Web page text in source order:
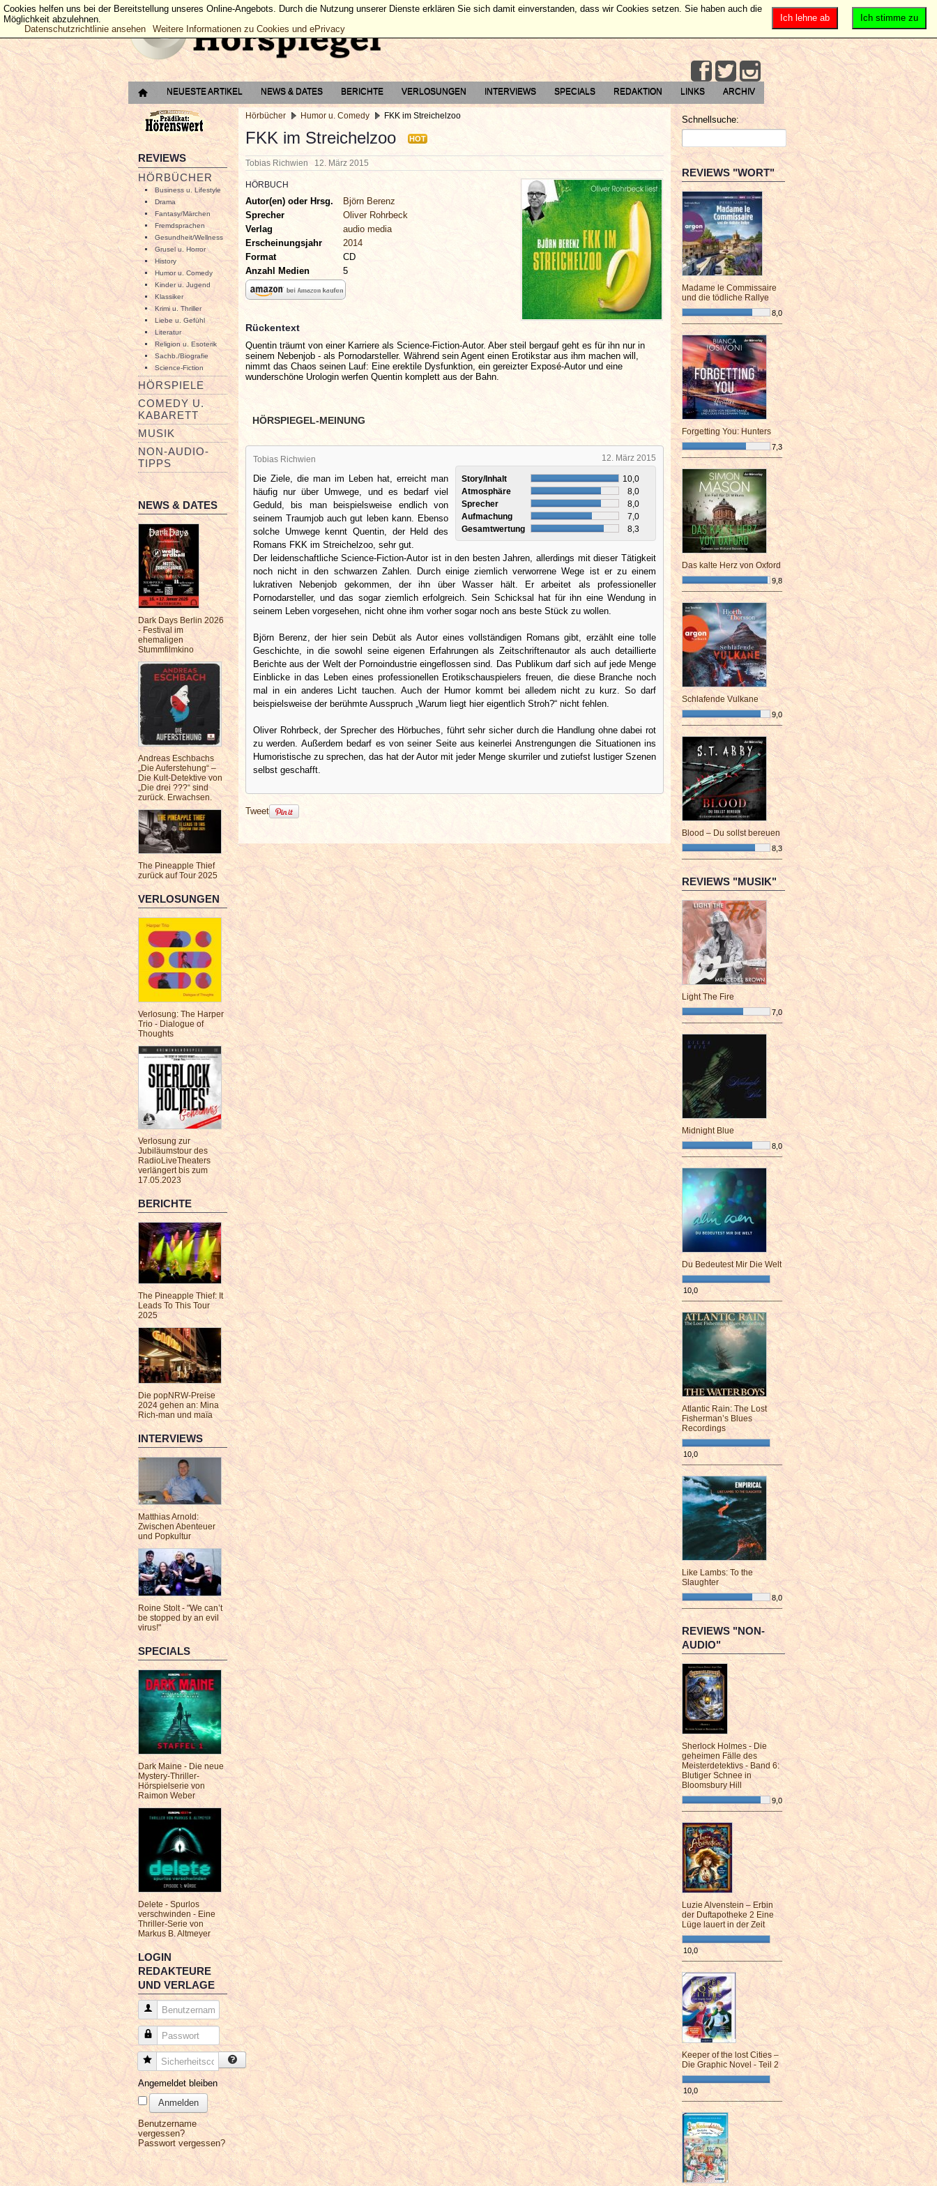
NEUESTE ARTIKEL NEWS & DATES BERICHTE VERLOSUNGEN INTERVIEWS SPECIALS REDAKTION LINKS ARCHIV
REVIEWS
HÖRBÜCHER
Business u. Lifestyle
Drama
Fantasy/Märchen
Fremdsprachen
Gesundheit/Wellness
Grusel u. Horror
History
Humor u. Comedy
Kinder u. Jugend
Klassiker
Krimi u. Thriller
Liebe u. Gefühl
Literatur
Religion u. Esoterik
Sachb./Biografie
Science-Fiction
HÖRSPIELE
COMEDY U.
KABARETT
MUSIK
NON-AUDIO-
TIPPS
NEWS & DATES
Dark Days Berlin 2026
- Festival im
ehemaligen
Stummfilmkino
Andreas Eschbachs
„Die Auferstehung“ –
Die Kult-Detektive von
„Die drei ???“ sind
zurück. Erwachsen.
The Pineapple Thief
zurück auf Tour 2025
VERLOSUNGEN
Verlosung: The Harper
Trio - Dialogue of
Thoughts
Verlosung zur
Jubiläumstour des
RadioLiveTheaters
verlängert bis zum
17.05.2023
BERICHTE
The Pineapple Thief: It
Leads To This Tour
2025
Die popNRW-Preise
2024 gehen an: Mina
Rich-man und maïa
INTERVIEWS
Matthias Arnold:
Zwischen Abenteuer
und Popkultur
Roine Stolt - "We can’t
be stopped by an evil
virus!"
SPECIALS
Dark Maine - Die neue
Mystery-Thriller-
Hörspielserie von
Raimon Weber
Delete - Spurlos
verschwinden - Eine
Thriller-Serie von
Markus B. Altmeyer
LOGIN
REDAKTEURE
UND VERLAGE
Benutzername
Passwort
Sicherheitscode
Angemeldet bleiben
Anmelden
Benutzername
vergessen?
Passwort vergessen?
Hörbücher Humor u. Comedy FKK im Streichelzoo
FKK im Streichelzoo HOT
Tobias Richwien 12. März 2015
HÖRBUCH
Autor(en) oder Hrsg.
Björn Berenz
Sprecher
Oliver Rohrbeck
Verlag
audio media
Erscheinungsjahr
2014
Format
CD
Anzahl Medien
5
Rückentext
Quentin träumt von einer Karriere als Science-Fiction-Autor. Aber steil bergauf geht es für ihn nur in
seinem Nebenjob - als Pornodarsteller. Während sein Agent einen Erotikstar aus ihm machen will,
nimmt das Chaos seinen Lauf: Eine erektile Dysfunktion, ein gereizter Exposé-Autor und eine
wunderschöne Urologin werfen Quentin komplett aus der Bahn.
HÖRSPIEGEL-MEINUNG
12. März 2015
Tobias Richwien
Story/Inhalt
10,0
Atmosphäre
8,0
Sprecher
8,0
Aufmachung
7,0
Gesamtwertung
8,3
Die Ziele, die man im Leben hat, erreicht man
häufig nur über Umwege, und es bedarf viel
Geduld, bis man beispielsweise endlich von
seinem Traumjob auch gut leben kann. Ebenso
solche Umwege kennt Quentin, der Held des
Romans FKK im Streichelzoo, sehr gut.
Der leidenschaftliche Science-Fiction-Autor ist in den besten Jahren, allerdings mit dieser Tätigkeit
noch nicht in den schwarzen Zahlen. Durch einige ziemlich verworrene Wege ist er zu einem
lukrativen Nebenjob gekommen, der ihn über Wasser hält. Er arbeitet als professioneller
Pornodarsteller, und das sogar ziemlich erfolgreich. Sein Schicksal hat für ihn eine Wendung in
seinem Leben vorgesehen, nicht ohne ihm vorher sogar noch ans beste Stück zu wollen.
Björn Berenz, der hier sein Debüt als Autor eines vollständigen Romans gibt, erzählt eine tolle
Geschichte, in die sowohl seine eigenen Erfahrungen als Zeitschriftenautor als auch detaillierte
Berichte aus der Welt der Pornoindustrie eingeflossen sind. Das Publikum darf sich auf jede Menge
Einblicke in das Leben eines professionellen Erotikschauspielers freuen, die diese Branche noch
mal in ein anderes Licht tauchen. Auch der Humor kommt bei alledem nicht zu kurz. So darf
beispielsweise der berühmte Ausspruch „Warum liegt hier eigentlich Stroh?“ nicht fehlen.
Oliver Rohrbeck, der Sprecher des Hörbuches, führt sehr sicher durch die Handlung ohne dabei rot
zu werden. Außerdem bedarf es von seiner Seite aus keinerlei Anstrengungen die Situationen ins
Humoristische zu sprechen, das hat der Autor mit jeder Menge skurriler und zutiefst lustiger Szenen
selbst geschafft.
Tweet
Schnellsuche:
REVIEWS "WORT"
Madame le Commissaire
und die tödliche Rallye
8,0
¯¯¯¯¯¯¯¯¯¯¯¯¯¯¯¯¯¯¯¯¯¯¯¯
Forgetting You: Hunters
7,3
¯¯¯¯¯¯¯¯¯¯¯¯¯¯¯¯¯¯¯¯¯¯¯¯
Das kalte Herz von Oxford
9,8
¯¯¯¯¯¯¯¯¯¯¯¯¯¯¯¯¯¯¯¯¯¯¯¯
Schlafende Vulkane
9,0
¯¯¯¯¯¯¯¯¯¯¯¯¯¯¯¯¯¯¯¯¯¯¯¯
Blood – Du sollst bereuen
8,3
¯¯¯¯¯¯¯¯¯¯¯¯¯¯¯¯¯¯¯¯¯¯¯¯
REVIEWS "MUSIK"
Light The Fire
7,0
¯¯¯¯¯¯¯¯¯¯¯¯¯¯¯¯¯¯¯¯¯¯¯¯
Midnight Blue
8,0
¯¯¯¯¯¯¯¯¯¯¯¯¯¯¯¯¯¯¯¯¯¯¯¯
Du Bedeutest Mir Die Welt
10,0
¯¯¯¯¯¯¯¯¯¯¯¯¯¯¯¯¯¯¯¯¯¯¯¯
Atlantic Rain: The Lost
Fisherman’s Blues
Recordings
10,0
¯¯¯¯¯¯¯¯¯¯¯¯¯¯¯¯¯¯¯¯¯¯¯¯
Like Lambs: To the
Slaughter
8,0
¯¯¯¯¯¯¯¯¯¯¯¯¯¯¯¯¯¯¯¯¯¯¯¯
REVIEWS "NON-
AUDIO"
Sherlock Holmes - Die
geheimen Fälle des
Meisterdetektivs - Band 6:
Blutiger Schnee in
Bloomsbury Hill
9,0
¯¯¯¯¯¯¯¯¯¯¯¯¯¯¯¯¯¯¯¯¯¯¯¯
Luzie Alvenstein – Erbin
der Duftapotheke 2 Eine
Lüge lauert in der Zeit
10,0
¯¯¯¯¯¯¯¯¯¯¯¯¯¯¯¯¯¯¯¯¯¯¯¯
Keeper of the lost Cities –
Die Graphic Novel - Teil 2
10,0
¯¯¯¯¯¯¯¯¯¯¯¯¯¯¯¯¯¯¯¯¯¯¯¯
Ich stimme zu
Ich lehne ab
Cookies helfen uns bei der Bereitstellung unseres Online-Angebots. Durch die Nutzung unserer Dienste erklären Sie sich damit einverstanden, dass wir Cookies setzen. Sie haben auch die
Möglichkeit abzulehnen.
Datenschutzrichtlinie ansehen
Weitere Informationen zu Cookies und ePrivacy